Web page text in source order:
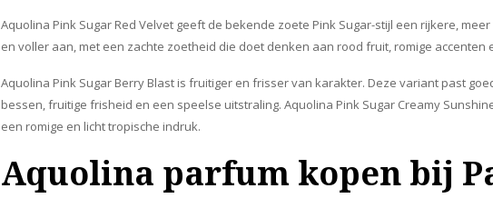
Aquolina Pink Sugar Red Velvet geeft de bekende zoete Pink Sugar-stijl een rijkere,
en voller aan, met een zachte zoetheid die doet denken aan rood fruit, romige accenten
Aquolina Pink Sugar Berry Blast is fruitiger en frisser van karakter. Deze variant past
bessen, fruitige frisheid en een speelse uitstraling. Aquolina Pink Sugar Creamy
een romige en licht tropische indruk.
Aquolina parfum kopen bij